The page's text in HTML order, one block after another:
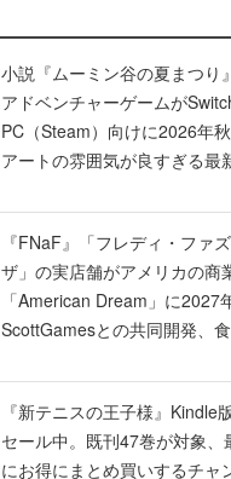
小説『ムーミン谷の夏まつり
アドベンチャーゲームが
PC（Steam）向けに2026年
アートの雰囲気が良すぎる最
『FNaF』「フレディ・ファ
ザ」の実店舗がアメリカの商
「American Dream」に2027
ScottGamesとの共同開発、
テージショーや没入型のホ
る
『新テニスの王子様』Kindle
セール中。既刊47巻が対象、
にお得にまとめ買いするチャ